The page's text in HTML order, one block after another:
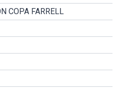
COPA FARRELL